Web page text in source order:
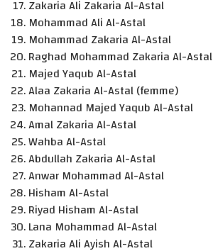
Zakaria Ali Zakaria Al-Astal
Mohammad Ali Al-Astal
Mohammad Zakaria Al-Astal
Raghad Mohammad Zakaria Al-Astal
Majed Yaqub Al-Astal
Alaa Zakaria Al-Astal (femme)
Mohannad Majed Yaqub Al-Astal
Amal Zakaria Al-Astal
Wahba Al-Astal
Abdullah Zakaria Al-Astal
Anwar Mohammad Al-Astal
Hisham Al-Astal
Riyad Hisham Al-Astal
Lana Mohammad Al-Astal
Zakaria Ali Ayish Al-Astal